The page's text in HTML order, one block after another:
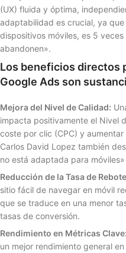
(UX) fluida y óptima,
adaptabilidad es crucial, ya
dispositivos móviles, es 5
abandonen».
Los beneficios directos
Google Ads son
Mejora del Nivel de Calidad:
impacta positivamente el Nivel
coste por clic (CPC) y
Carlos David Lopez también
no está adaptada para
Reducción de la Tasa de
sitio fácil de navegar en móvil
que se traduce en una menor
tasas de conversión.
Rendimiento en Métricas Clave:
un mejor rendimiento general